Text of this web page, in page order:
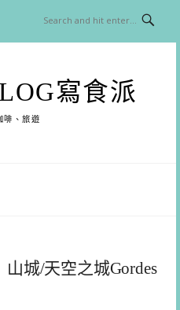
寫食派
啡、旅遊
山城/天空之城Gordes